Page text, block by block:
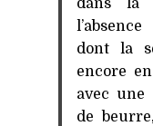
dans la
dont la
encore
avec une
de